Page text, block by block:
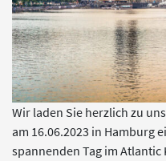
Wir laden Sie herzlich zu
am 16.06.2023 in Hamburg
spannenden Tag im